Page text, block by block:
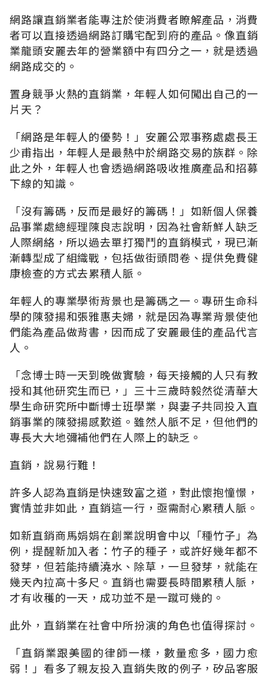
網路讓直銷業者能專注於使消費者瞭解產品，消費
者可以直接透過網路訂購宅配到府的產品。像直銷
業龍頭安麗去年的營業額中有四分之一，就是透過
網路成交的。
置身競爭火熱的直銷業，年輕人如何闖出自己的一
片天？
「網路是年輕人的優勢！」安麗公眾事務處處長王
少甫指出，年輕人是最熱中於網路交易的族群。除
此之外，年輕人也會透過網路吸收推廣產品和招募
下線的知識。
「沒有籌碼，反而是最好的籌碼！」如新個人保養
品事業處總經理陳良志說明，因為社會新鮮人缺乏
人際網絡，所以過去單打獨鬥的直銷模式，現已漸
漸轉型成了組織戰，包括做街頭問卷、提供免費健
康檢查的方式去累積人脈。
年輕人的專業學術背景也是籌碼之一。專研生命科
學的陳發揚和張雅惠夫婦，就是因為專業背景使他
們能為產品做背書，因而成了安麗最佳的產品代言
人。
「念博士時一天到晚做實驗，每天接觸的人只有教
授和其他研究生而已，」三十三歲時毅然從清華大
學生命研究所中斷博士班學業，與妻子共同投入直
銷事業的陳發揚感歎道。雖然人脈不足，但他們的
專長大大地彌補他們在人際上的缺乏。
直銷，說易行難！
許多人認為直銷是快速致富之道，對此懷抱憧憬，
實情並非如此，直銷這一行，亟需耐心累積人脈。
如新直銷商馬娟娟在創業說明會中以「種竹子」為
例，提醒新加入者：竹子的種子，或許好幾年都不
發芽，但若能持續澆水、除草，一旦發芽，就能在
幾天內拉高十多尺。直銷也需要長時間累積人脈，
才有收穫的一天，成功並不是一蹴可幾的。
此外，直銷業在社會中所扮演的角色也值得探討。
「直銷業跟美國的律師一樣，數量愈多，國力愈
弱！」看多了親友投入直銷失敗的例子，矽品客服